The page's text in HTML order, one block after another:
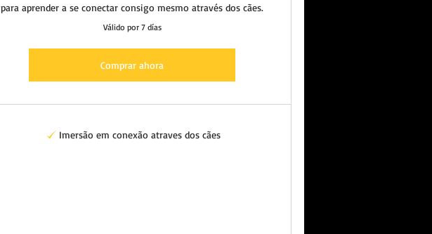
para aprender a se conectar consigo mesmo através dos cães.
Válido por 7 días
Comprar ahora
Imersão em conexão atraves dos cães